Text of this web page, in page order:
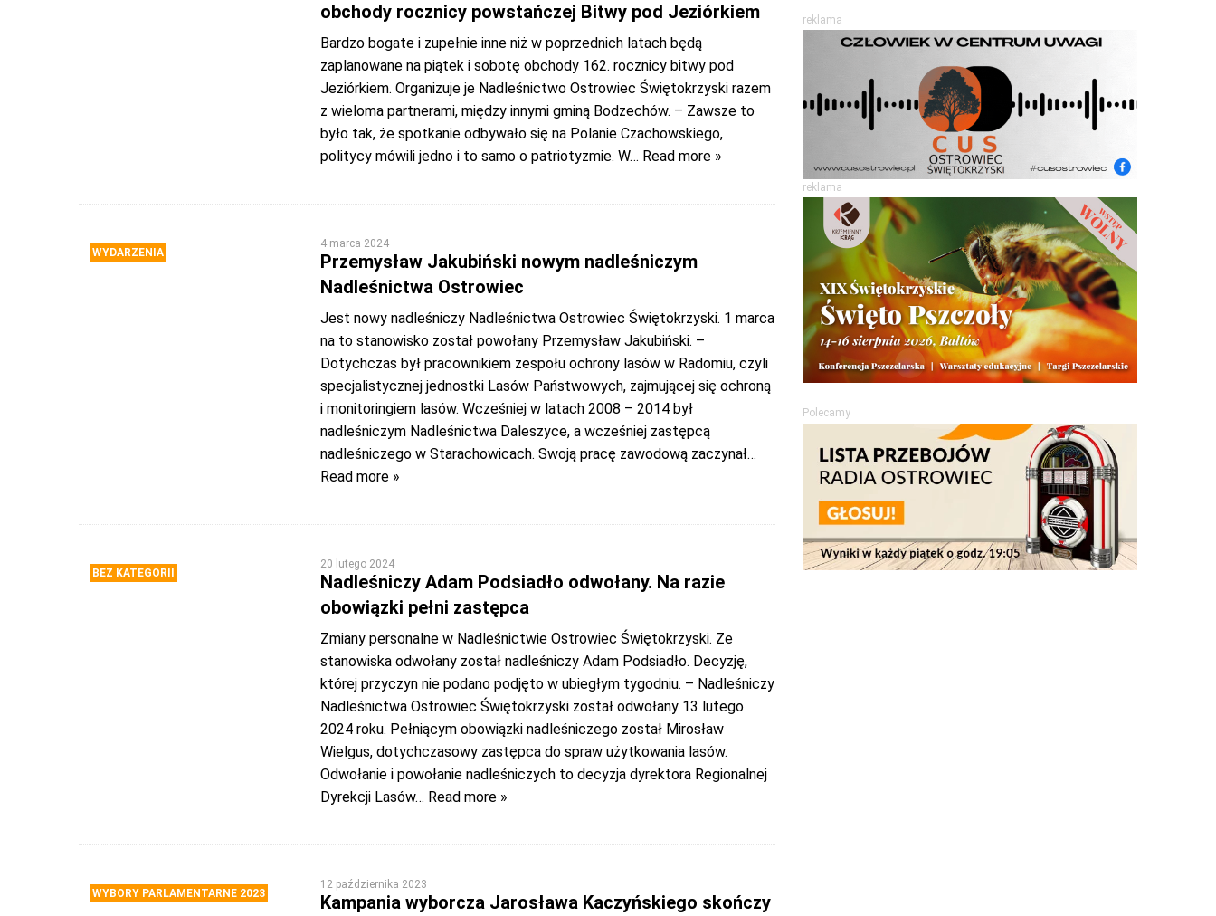
obchody rocznicy powstańczej Bitwy pod Jeziórkiem
Bardzo bogate i zupełnie inne niż w poprzednich latach będą
zaplanowane na piątek i sobotę obchody 162. rocznicy bitwy pod
Jeziórkiem. Organizuje je Nadleśnictwo Ostrowiec Świętokrzyski razem
z wieloma partnerami, między innymi gminą Bodzechów. – Zawsze to
było tak, że spotkanie odbywało się na Polanie Czachowskiego,
politycy mówili jedno i to samo o patriotyzmie. W… Read more »
WYDARZENIA
4 marca 2024
Przemysław Jakubiński nowym nadleśniczym
Nadleśnictwa Ostrowiec
Jest nowy nadleśniczy Nadleśnictwa Ostrowiec Świętokrzyski. 1 marca
na to stanowisko został powołany Przemysław Jakubiński. –
Dotychczas był pracownikiem zespołu ochrony lasów w Radomiu, czyli
specjalistycznej jednostki Lasów Państwowych, zajmującej się ochroną
i monitoringiem lasów. Wcześniej w latach 2008 – 2014 był
nadleśniczym Nadleśnictwa Daleszyce, a wcześniej zastępcą
nadleśniczego w Starachowicach. Swoją pracę zawodową zaczynał…
Read more »
BEZ KATEGORII
20 lutego 2024
Nadleśniczy Adam Podsiadło odwołany. Na razie
obowiązki pełni zastępca
Zmiany personalne w Nadleśnictwie Ostrowiec Świętokrzyski. Ze
stanowiska odwołany został nadleśniczy Adam Podsiadło. Decyzję,
której przyczyn nie podano podjęto w ubiegłym tygodniu. – Nadleśniczy
Nadleśnictwa Ostrowiec Świętokrzyski został odwołany 13 lutego
2024 roku. Pełniącym obowiązki nadleśniczego został Mirosław
Wielgus, dotychczasowy zastępca do spraw użytkowania lasów.
Odwołanie i powołanie nadleśniczych to decyzja dyrektora Regionalnej
Dyrekcji Lasów… Read more »
WYBORY PARLAMENTARNE 2023
12 października 2023
Kampania wyborcza Jarosława Kaczyńskiego skończy
reklama
reklama
Polecamy